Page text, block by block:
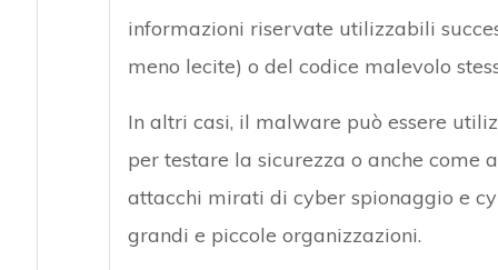
informazioni riservate utilizzabili
meno lecite) o del codice malevolo
In altri casi, il malware può essere
per testare la sicurezza o anche
attacchi mirati di cyber spionaggio e
grandi e piccole organizzazioni.